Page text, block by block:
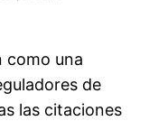
como una
de
las citaciones